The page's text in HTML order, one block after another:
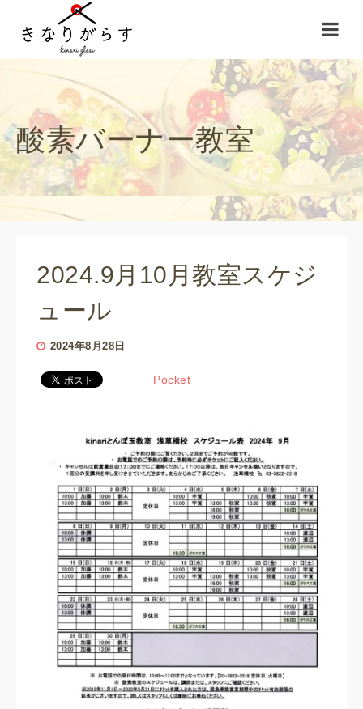
酸素バーナー教室
2024.9月10月教室スケジ
ュール
2024年8月28日
Pocket